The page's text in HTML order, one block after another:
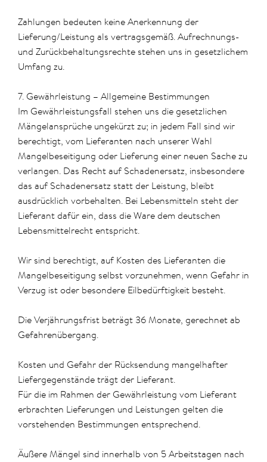
Zahlungen bedeuten keine Anerkennung der
Lieferung/Leistung als vertragsgemäß. Aufrechnungs-
und Zurückbehaltungsrechte stehen uns in gesetzlichem
Umfang zu.
7. Gewährleistung – Allgemeine Bestimmungen
Im Gewährleistungsfall stehen uns die gesetzlichen
Mängelansprüche ungekürzt zu; in jedem Fall sind wir
berechtigt, vom Lieferanten nach unserer Wahl
Mangelbeseitigung oder Lieferung einer neuen Sache zu
verlangen. Das Recht auf Schadenersatz, insbesondere
das auf Schadenersatz statt der Leistung, bleibt
ausdrücklich vorbehalten. Bei Lebensmitteln steht der
Lieferant dafür ein, dass die Ware dem deutschen
Lebensmittelrecht entspricht.
Wir sind berechtigt, auf Kosten des Lieferanten die
Mangelbeseitigung selbst vorzunehmen, wenn Gefahr in
Verzug ist oder besondere Eilbedürftigkeit besteht.
Die Verjährungsfrist beträgt 36 Monate, gerechnet ab
Gefahrenübergang.
Kosten und Gefahr der Rücksendung mangelhafter
Liefergegenstände trägt der Lieferant.
Für die im Rahmen der Gewährleistung vom Lieferant
erbrachten Lieferungen und Leistungen gelten die
vorstehenden Bestimmungen entsprechend.
Äußere Mängel sind innerhalb von 5 Arbeitstagen nach